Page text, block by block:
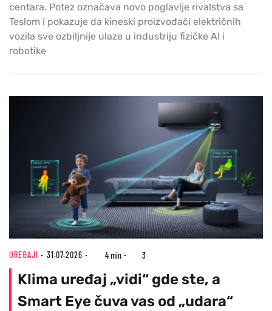
centara. Potez označava novo poglavlje rivalstva sa
Teslom i pokazuje da kineski proizvođači električnih
vozila sve ozbiljnije ulaze u industriju fizičke AI i
robotike
UREĐAJI 31.07.2026 4 min 3
Klima uređaj „vidi“ gde ste, a
Smart Eye čuva vas od „udara“